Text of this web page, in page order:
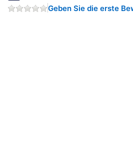
Geben Sie die erste